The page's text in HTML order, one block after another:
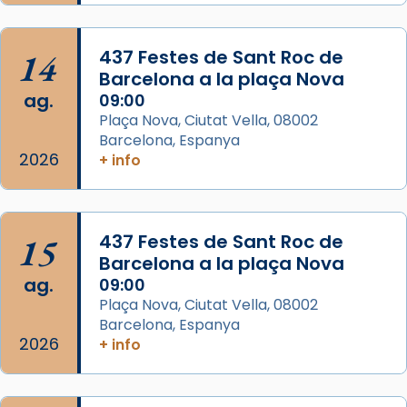
📸 Dr. G. Simón
Photo
View on Facebook · Share
Memòria de les santes Juliana i
Semproniana, verges i màrtirs.
Acompanyant la història de sant Cugat, a
partir de l’Edat Mitjana sorgeix la tradició
que les santes Juliana (“relatiu a Júlia”) i
Semproniana (“relatiu a Semprònia =
eterna”) són deixebles seves. I l’any 1667, el
frare Joan Gaspar Roig, afirma en una obra
14
ag.
2026
437 Festes de Sant Roc de
Barcelona a la plaça Nova
09:00
Plaça Nova, Ciutat Vella, 08002
Barcelona, Espanya
+ info
15
ag.
2026
437 Festes de Sant Roc de
Barcelona a la plaça Nova
09:00
Plaça Nova, Ciutat Vella, 08002
Barcelona, Espanya
+ info